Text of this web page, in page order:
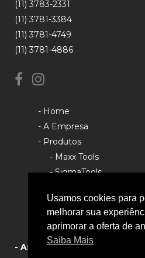
(11) 3783-2331
(11) 3781-3384
(11) 3781-4749
(11) 3781-4886
- Home
- A Empresa
- Produtos
- Maxx Tools
- SigmaTools
- Política de Privacidade
- Assistência Técnica
Usamos cookies para
melhorar sua
aprimorar a oferta de
Saiba Mais